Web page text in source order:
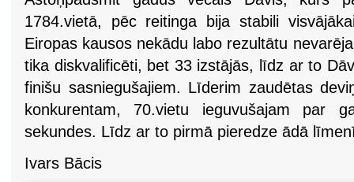
1784.vietā, pēc reitinga bija stabili
Eiropas kausos nekādu labo rezultātu
tika diskvalificēti, bet 33 izstājās, līdz ar to
finišu sasniegušajiem. Līderim zaudētas
konkurentam, 70.vietu ieguvušajam par
sekundes. Līdz ar to pirmā pieredze ādā
Ivars Bācis